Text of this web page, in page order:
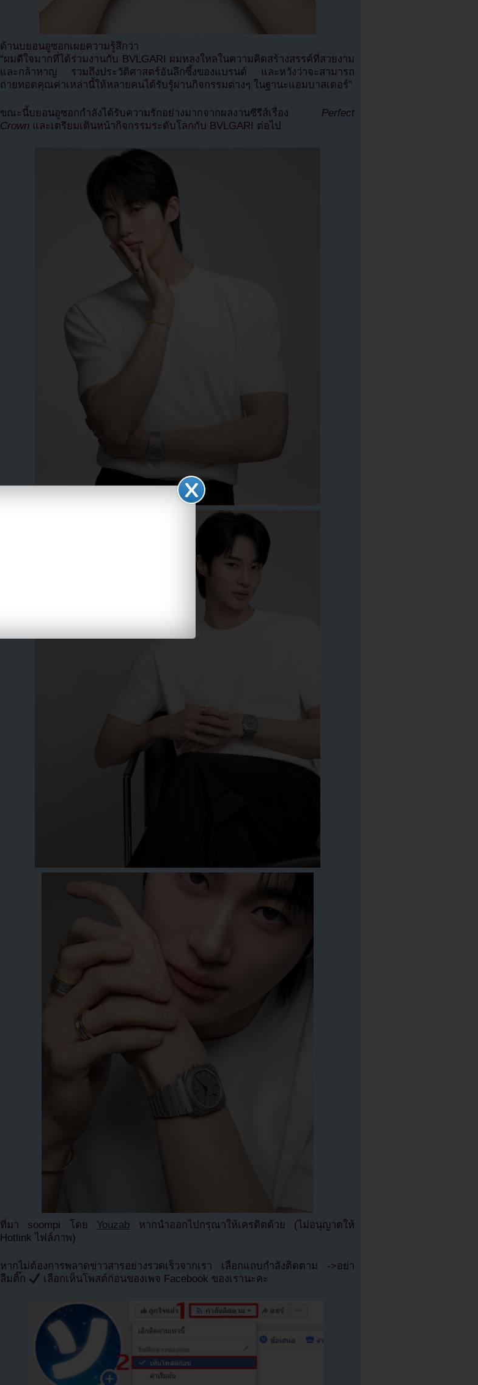
ด้านบยอนอูซอกเผยความรู้สึกว่า
“ผมดีใจมากที่ได้ร่วมงานกับ BVLGARI ผมหลงใหลในความคิดสร้างสรรค์ที่สวยงาม
และกล้าหาญ รวมถึงประวัติศาสตร์อันลึกซึ้งของแบรนด์ และหวังว่าจะสามารถ
ถ่ายทอดคุณค่าเหล่านี้ให้หลายคนได้รับรู้ผ่านกิจกรรมต่างๆ ในฐานะแอมบาสเดอร์”
ขณะนี้บยอนอูซอกกำลังได้รับความรักอย่างมากจากผลงานซีรีส์เรื่อง Perfect
Crown และเตรียมเดินหน้ากิจกรรมระดับโลกกับ BVLGARI ต่อไป
ที่มา soompi โดย Youzab หากนำออกไปกรุณาให้เครดิตด้วย (ไม่อนุญาตให้
Hotlink ไฟล์ภาพ)
หากไม่ต้องการพลาดข่าวสารอย่างรวดเร็วจากเรา เลือกแถบกำลังติดตาม ->อย่า
ลืมติ๊ก
เลือกเห็นโพสต์ก่อนของเพจ Facebook ของเรานะคะ